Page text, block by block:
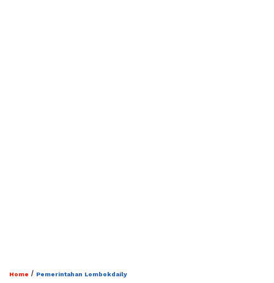
Home / Pemerintahan Lombokdaily